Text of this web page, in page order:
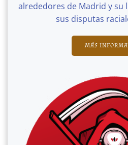
alrededores de Madrid y su
sus disputas
MÁS